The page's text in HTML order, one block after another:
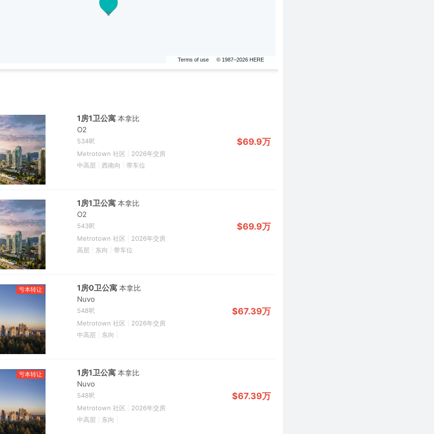
Terms of use © 1987–2026 HERE
1房1卫公寓 本拿比
O2
534呎 $69.9万
Metrotown 社区
2026年交房
中高层
西南向 带车位
1房1卫公寓 本拿比
O2
543呎 $69.9万
Metrotown 社区
2026年交房
高层
东向 带车位
亏本转让 1房0卫公寓 本拿比
Nuvo
548呎 $67.39万
Metrotown 社区
2026年交房
中高层
东向
亏本转让 1房1卫公寓 本拿比
Nuvo
548呎 $67.39万
Metrotown 社区
2026年交房
中高层
东向